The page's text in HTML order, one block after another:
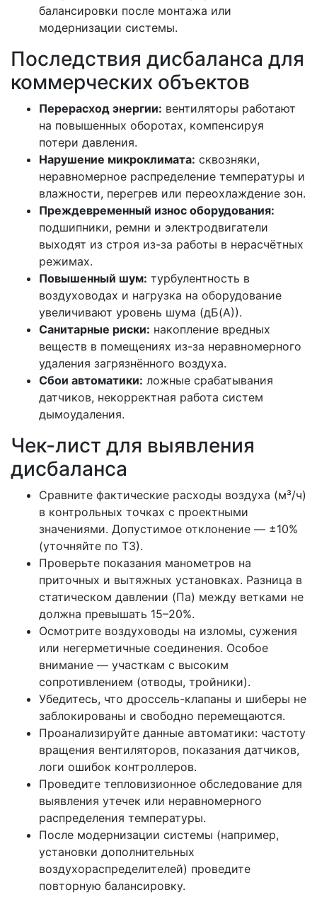
балансировки после монтажа или
модернизации системы.
Последствия дисбаланса для
коммерческих объектов
Перерасход энергии: вентиляторы работают
на повышенных оборотах, компенсируя
потери давления.
Нарушение микроклимата: сквозняки,
неравномерное распределение температуры и
влажности, перегрев или переохлаждение зон.
Преждевременный износ оборудования:
подшипники, ремни и электродвигатели
выходят из строя из-за работы в нерасчётных
режимах.
Повышенный шум: турбулентность в
воздуховодах и нагрузка на оборудование
увеличивают уровень шума (дБ(А)).
Санитарные риски: накопление вредных
веществ в помещениях из-за неравномерного
удаления загрязнённого воздуха.
Сбои автоматики: ложные срабатывания
датчиков, некорректная работа систем
дымоудаления.
Чек-лист для выявления
дисбаланса
Сравните фактические расходы воздуха (м³/ч)
в контрольных точках с проектными
значениями. Допустимое отклонение — ±10%
(уточняйте по ТЗ).
Проверьте показания манометров на
приточных и вытяжных установках. Разница в
статическом давлении (Па) между ветками не
должна превышать 15–20%.
Осмотрите воздуховоды на изломы, сужения
или негерметичные соединения. Особое
внимание — участкам с высоким
сопротивлением (отводы, тройники).
Убедитесь, что дроссель-клапаны и шиберы не
заблокированы и свободно перемещаются.
Проанализируйте данные автоматики: частоту
вращения вентиляторов, показания датчиков,
логи ошибок контроллеров.
Проведите тепловизионное обследование для
выявления утечек или неравномерного
распределения температуры.
После модернизации системы (например,
установки дополнительных
воздухораспределителей) проведите
повторную балансировку.